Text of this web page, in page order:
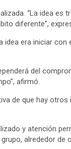
“La idea es
diferente”,
era iniciar
del
afirmó.
de que hay
y atención
alrededor de